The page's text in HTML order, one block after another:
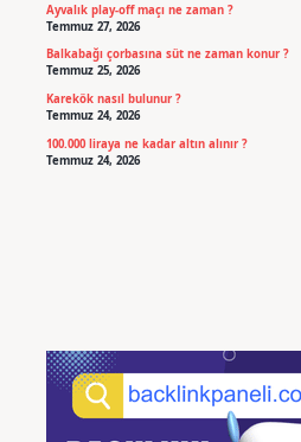
Ayvalık play-off maçı ne zaman ?
Temmuz 27, 2026
Balkabağı çorbasına süt ne zaman konur ?
Temmuz 25, 2026
Karekök nasıl bulunur ?
Temmuz 24, 2026
100.000 liraya ne kadar altın alınır ?
Temmuz 24, 2026